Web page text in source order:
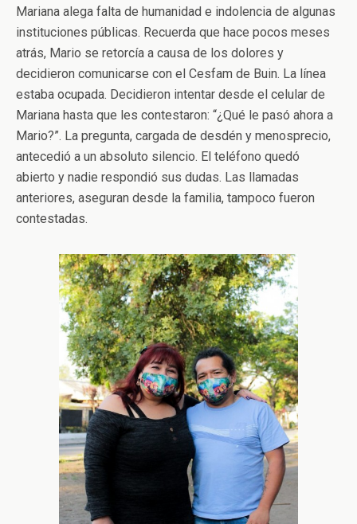
Mariana alega falta de humanidad e indolencia de algunas
instituciones públicas. Recuerda que hace pocos meses
atrás, Mario se retorcía a causa de los dolores y
decidieron comunicarse con el Cesfam de Buin. La línea
estaba ocupada. Decidieron intentar desde el celular de
Mariana hasta que les contestaron: “¿Qué le pasó ahora a
Mario?”. La pregunta, cargada de desdén y menosprecio,
antecedió a un absoluto silencio. El teléfono quedó
abierto y nadie respondió sus dudas. Las llamadas
anteriores, aseguran desde la familia, tampoco fueron
contestadas.